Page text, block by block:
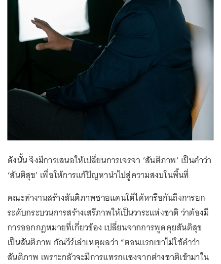
ดังนั้น จึงมีการเสนอให้เปลี่ยนการเจรจา ‘สันติภาพ’ เป็นคำว่า
‘สันติสุข’ เพื่อให้การแก้ปัญหานำไปสู่ความสงบในพื้นที่
คณะทำงานสร้างสันติภาพชายแดนใต้ได้หารือกันถึงการยก
ระดับกระบวนการสร้างเสรีภาพให้เป็นวาระแห่งชาติ ว่าต้องมี
การออกกฎหมายที่เกี่ยวข้อง เปลี่ยนจากการพูดคุยสันติสุข
เป็นสันติภาพ กัณวีร์เล่าเหตุผลว่า “ตอนแรกเขาไม่ใช้คำว่า
สันติภาพ เพราะกลัวจะมีการแทรกแซงจากต่างชาติเข้ามาใน